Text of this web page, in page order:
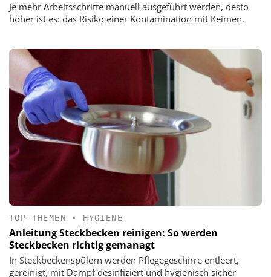
Je mehr Arbeitsschritte manuell ausgeführt werden, desto
höher ist es: das Risiko einer Kontamination mit Keimen.
TOP-THEMEN • HYGIENE
Anleitung Steckbecken reinigen: So werden
Steckbecken richtig gemanagt
In Steckbeckenspülern werden Pflegegeschirre entleert,
gereinigt, mit Dampf desinfiziert und hygienisch sicher